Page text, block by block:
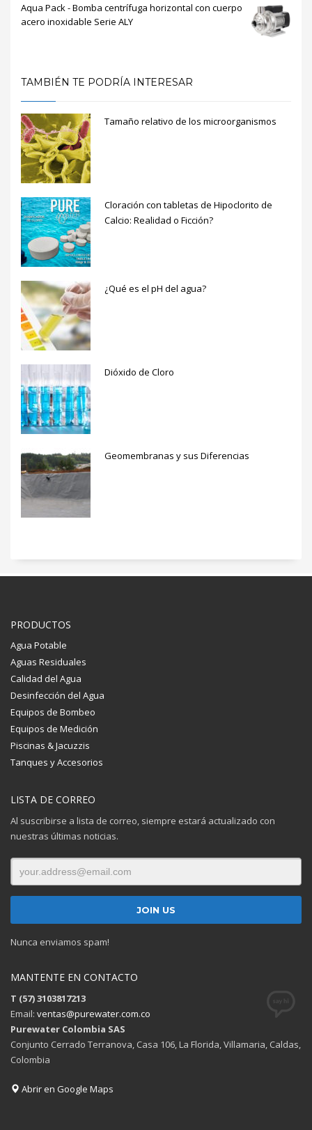
Aqua Pack - Bomba centrífuga horizontal con cuerpo
acero inoxidable Serie ALY
TAMBIÉN TE PODRÍA INTERESAR
Tamaño relativo de los microorganismos
Cloración con tabletas de Hipoclorito de
Calcio: Realidad o Ficción?
¿Qué es el pH del agua?
Dióxido de Cloro
Geomembranas y sus Diferencias
PRODUCTOS
Agua Potable
Aguas Residuales
Calidad del Agua
Desinfección del Agua
Equipos de Bombeo
Equipos de Medición
Piscinas & Jacuzzis
Tanques y Accesorios
LISTA DE CORREO
Al suscribirse a lista de correo, siempre estará actualizado con
nuestras últimas noticias.
Nunca enviamos spam!
MANTENTE EN CONTACTO
T (57) 3103817213
Email: ventas@purewater.com.co
Purewater Colombia SAS
Conjunto Cerrado Terranova, Casa 106, La Florida, Villamaria, Caldas,
Colombia
Abrir en Google Maps